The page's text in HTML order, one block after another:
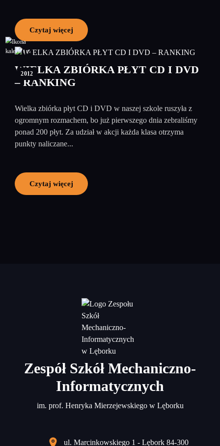
Czytaj więcej
04
2012
WIELKA ZBIÓRKA PŁYT CD I DVD
– RANKING
Wielka zbiórka płyt CD i DVD w naszej szkole ruszyła z
ogromnym rozmachem, bo już pierwszego dnia zebraliśmy
ponad 200 płyt. Za udział w akcji każda klasa otrzyma
punkty naliczane...
Czytaj więcej
Zespół Szkół Mechaniczno-
Informatycznych
im. prof. Henryka Mierzejewskiego w Lęborku
ul. Marcinkowskiego 1 - Lębork 84-300